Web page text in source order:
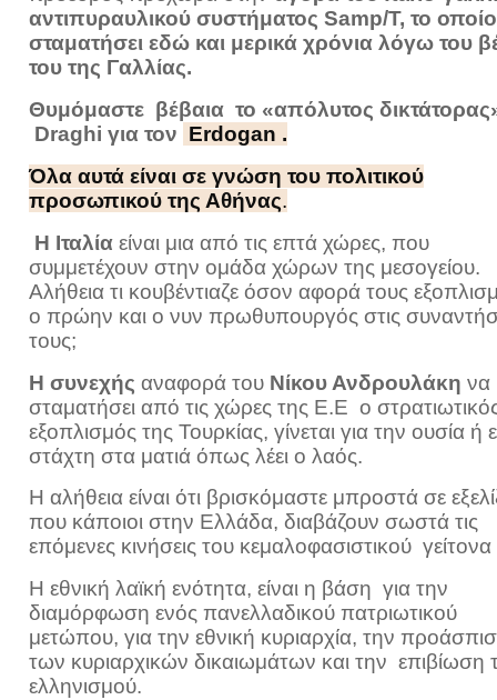
αντιπυραυλικού συστήματος Samp/T, το οποίο
σταματήσει εδώ και μερικά χρόνια λόγω του
του της Γαλλίας.
Θυμόμαστε βέβαια το «απόλυτος
Draghi για τον Erdogan .
Όλα αυτά είναι σε γνώση του πολιτικού
προσωπικού της Αθήνας.
Η Ιταλία είναι μια από τις επτά χώρες, που
συμμετέχουν στην ομάδα χώρων της μεσογείου.
Αλήθεια τι κουβέντιαζε όσον αφορά τους
ο πρώην και ο νυν πρωθυπουργός στις
τους;
Η συνεχής αναφορά του Νίκου Ανδρουλάκη να
σταματήσει από τις χώρες της Ε.Ε ο
εξοπλισμός της Τουρκίας, γίνεται για την ουσία ή
στάχτη στα ματιά όπως λέει ο λαός.
Η αλήθεια είναι ότι βρισκόμαστε μπροστά σε
που κάποιοι στην Ελλάδα, διαβάζουν σωστά τις
επόμενες κινήσεις του κεμαλοφασιστικού
Η εθνική λαϊκή ενότητα, είναι η βάση για την
διαμόρφωση ενός πανελλαδικού πατριωτικού
μετώπου, για την εθνική κυριαρχία, την
των κυριαρχικών δικαιωμάτων και την επιβίωση
ελληνισμού.